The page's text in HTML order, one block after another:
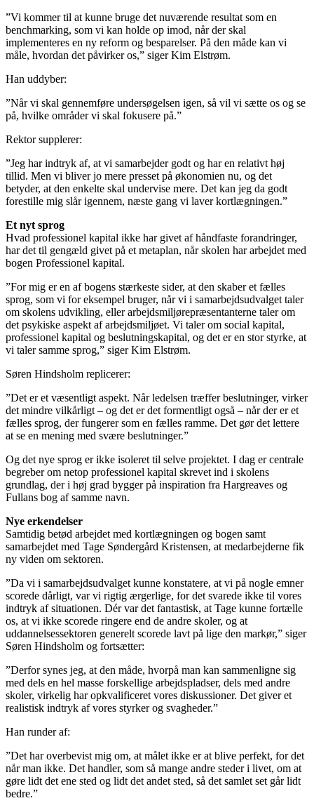
”Vi kommer til at kunne bruge det nuværende resultat som en
benchmarking, som vi kan holde op imod, når der skal
implementeres en ny reform og besparelser. På den måde kan vi
måle, hvordan det påvirker os,” siger Kim Elstrøm.
Han uddyber:
”Når vi skal gennemføre undersøgelsen igen, så vil vi sætte os og se
på, hvilke områder vi skal fokusere på.”
Rektor supplerer:
”Jeg har indtryk af, at vi samarbejder godt og har en relativt høj
tillid. Men vi bliver jo mere presset på økonomien nu, og det
betyder, at den enkelte skal undervise mere. Det kan jeg da godt
forestille mig slår igennem, næste gang vi laver kortlægningen.”
Et nyt sprog
Hvad professionel kapital ikke har givet af håndfaste forandringer,
har det til gengæld givet på et metaplan, når skolen har arbejdet med
bogen Professionel kapital.
”For mig er en af bogens stærkeste sider, at den skaber et fælles
sprog, som vi for eksempel bruger, når vi i samarbejdsudvalget taler
om skolens udvikling, eller arbejdsmiljørepræsentanterne taler om
det psykiske aspekt af arbejdsmiljøet. Vi taler om social kapital,
professionel kapital og beslutningskapital, og det er en stor styrke, at
vi taler samme sprog,” siger Kim Elstrøm.
Søren Hindsholm replicerer:
”Det er et væsentligt aspekt. Når ledelsen træffer beslutninger, virker
det mindre vilkårligt – og det er det formentligt også – når der er et
fælles sprog, der fungerer som en fælles ramme. Det gør det lettere
at se en mening med svære beslutninger.”
Og det nye sprog er ikke isoleret til selve projektet. I dag er centrale
begreber om netop professionel kapital skrevet ind i skolens
grundlag, der i høj grad bygger på inspiration fra Hargreaves og
Fullans bog af samme navn.
Nye erkendelser
Samtidig betød arbejdet med kortlægningen og bogen samt
samarbejdet med Tage Søndergård Kristensen, at medarbejderne fik
ny viden om sektoren.
”Da vi i samarbejdsudvalget kunne konstatere, at vi på nogle emner
scorede dårligt, var vi rigtig ærgerlige, for det svarede ikke til vores
indtryk af situationen. Dér var det fantastisk, at Tage kunne fortælle
os, at vi ikke scorede ringere end de andre skoler, og at
uddannelsessektoren generelt scorede lavt på lige den markør,” siger
Søren Hindsholm og fortsætter:
”Derfor synes jeg, at den måde, hvorpå man kan sammenligne sig
med dels en hel masse forskellige arbejdspladser, dels med andre
skoler, virkelig har opkvalificeret vores diskussioner. Det giver et
realistisk indtryk af vores styrker og svagheder.”
Han runder af:
”Det har overbevist mig om, at målet ikke er at blive perfekt, for det
når man ikke. Det handler, som så mange andre steder i livet, om at
gøre lidt det ene sted og lidt det andet sted, så det samlet set går lidt
bedre.”